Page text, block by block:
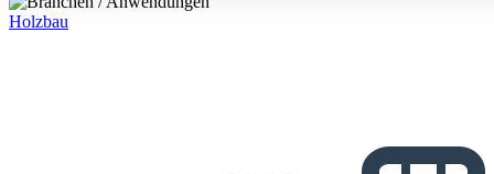
Holzbau